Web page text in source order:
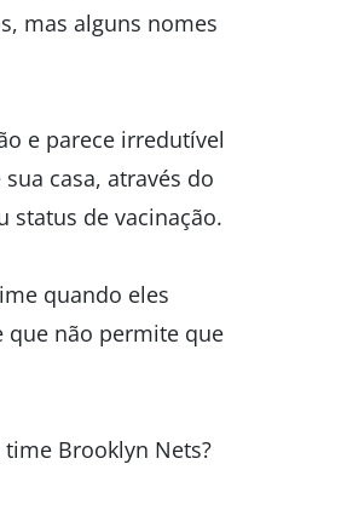
mas alguns nomes
e parece irredutível
casa, através do
status de vacinação.
quando eles
que não permite que
Brooklyn Nets?